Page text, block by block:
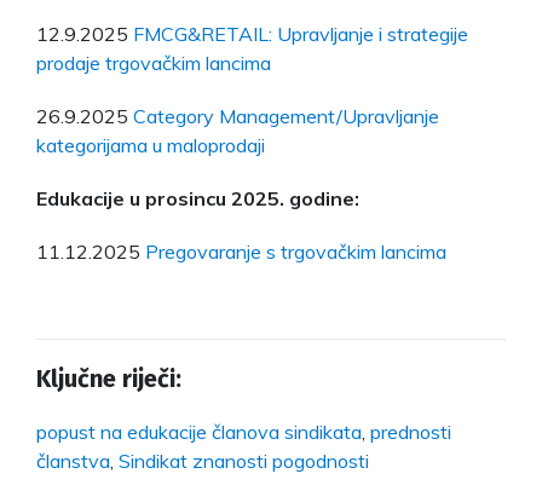
12.9.2025 FMCG&RETAIL: Upravljanje i strategije
prodaje trgovačkim lancima
26.9.2025 Category Management/Upravljanje
kategorijama u maloprodaji
Edukacije u prosincu 2025. godine:
11.12.2025 Pregovaranje s trgovačkim lancima
Ključne riječi:
popust na edukacije članova sindikata prednosti
članstva Sindikat znanosti pogodnosti